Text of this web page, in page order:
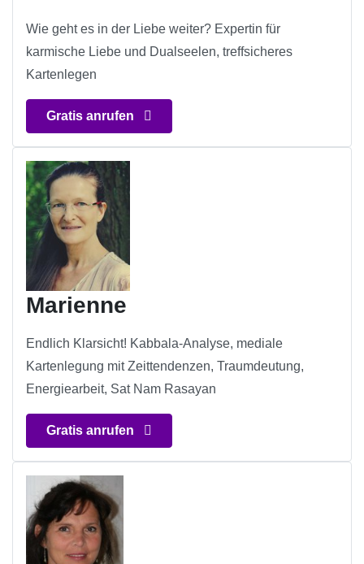
Wie geht es in der Liebe weiter? Expertin für
karmische Liebe und Dualseelen, treffsicheres
Kartenlegen
Gratis anrufen
Marienne
Endlich Klarsicht! Kabbala-Analyse, mediale
Kartenlegung mit Zeittendenzen, Traumdeutung,
Energiearbeit, Sat Nam Rasayan
Gratis anrufen